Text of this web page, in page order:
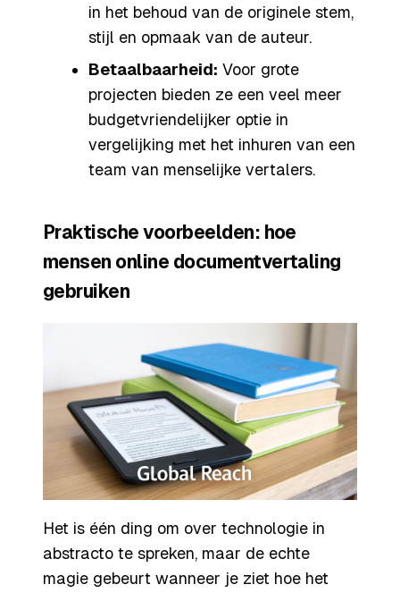
in het behoud van de originele stem,
stijl en opmaak van de auteur.
Betaalbaarheid: Voor grote
projecten bieden ze een veel meer
budgetvriendelijker optie in
vergelijking met het inhuren van een
team van menselijke vertalers.
Praktische voorbeelden: hoe
mensen online documentvertaling
gebruiken
Het is één ding om over technologie in
abstracto te spreken, maar de echte
magie gebeurt wanneer je ziet hoe het